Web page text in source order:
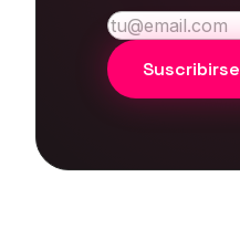
Suscribirse